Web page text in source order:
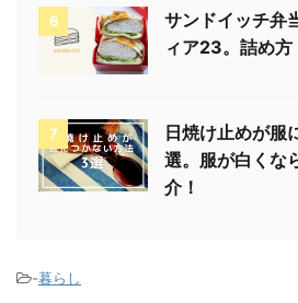
6
サンドイッチ弁
ィア23。詰め方
7
日焼け止めが服
選。服が白くな
介！
-暮らし